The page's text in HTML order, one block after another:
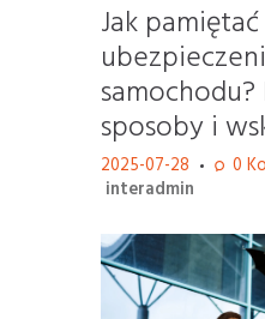
Jak
sposoby i
2025-07-28 0
interadmin